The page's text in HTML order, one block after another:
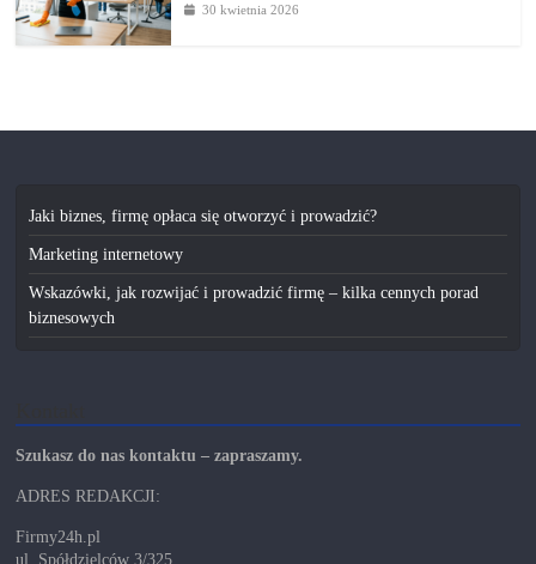
30 kwietnia 2026
Jaki biznes, firmę opłaca się otworzyć i prowadzić?
Marketing internetowy
Wskazówki, jak rozwijać i prowadzić firmę – kilka cennych porad
biznesowych
Szukasz do nas kontaktu – zapraszamy.
ADRES REDAKCJI:
Firmy24h.pl
ul. Spółdzielców 3/325